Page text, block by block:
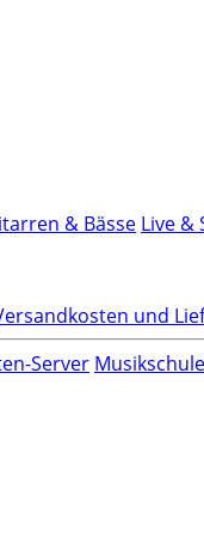
& Bässe Live &
und
Server